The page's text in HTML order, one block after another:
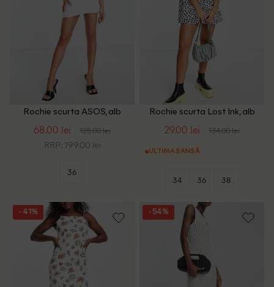
Rochie scurta ASOS, alb
68.00 lei 125.00 lei
RRP: 199.00 lei
36
Rochie scurta Lost Ink, alb
29.00 lei 134.00 lei
ULTIMA ȘANSĂ
34 36 38
- 41% - 54%